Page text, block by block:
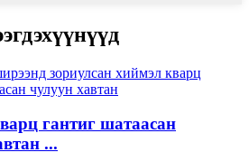
гантиг шатаасан
...